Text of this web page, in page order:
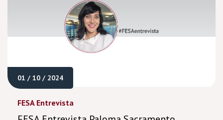
01 / 10 / 2024
FESA Entrevista